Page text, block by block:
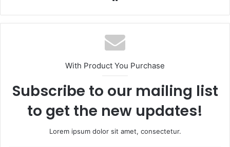
With Product You Purchase
Subscribe to our mailing list
to get the new updates!
Lorem ipsum dolor sit amet, consectetur.